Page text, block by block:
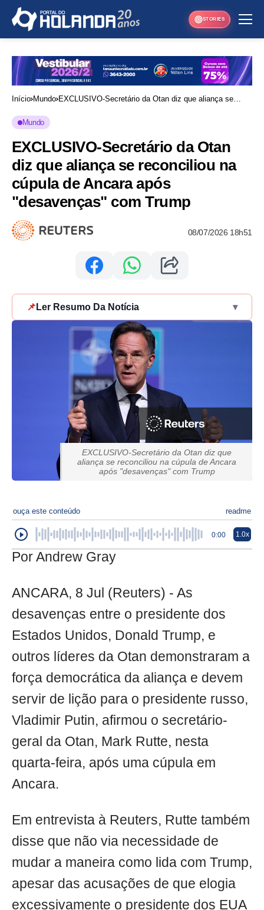
STORIES
Início Mundo EXCLUSIVO-Secretário da Otan diz que aliança se
Mundo
EXCLUSIVO-Secretário da Otan
diz que aliança se reconciliou na
cúpula de Ancara após
"desavenças" com Trump
08/07/2026 18h51
📌 Ler Resumo Da Notícia ▾
EXCLUSIVO-Secretário da Otan diz que
aliança se reconciliou na cúpula de Ancara
após "desavenças" com Trump
ouça este conteúdo readme
0:00 1.0x
Por Andrew Gray
ANCARA, 8 Jul (Reuters) - As
desavenças entre o presidente dos
Estados Unidos, Donald Trump, e
outros líderes da Otan demonstraram a
força democrática da aliança e devem
servir de lição para o presidente russo,
Vladimir Putin, afirmou o secretário-
geral da Otan, Mark Rutte, nesta
quarta-feira, após uma cúpula em
Ancara.
Em entrevista à Reuters, Rutte também
disse que não via necessidade de
mudar a maneira como lida com Trump,
apesar das acusações de que elogia
excessivamente o presidente dos EUA